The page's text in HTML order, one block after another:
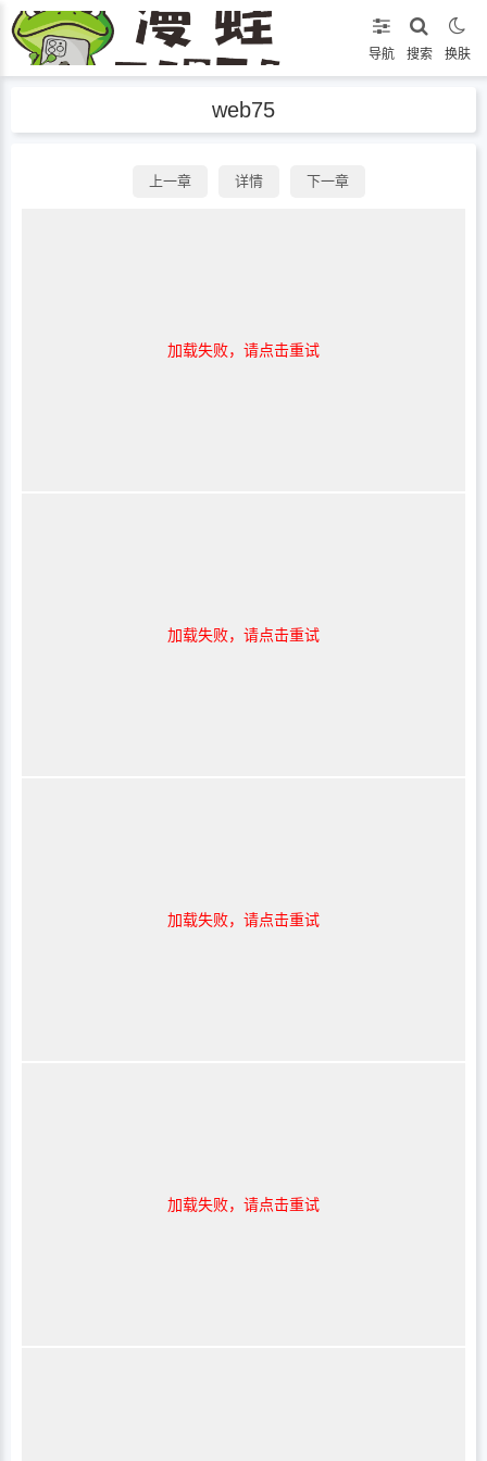
导航 搜索 换肤
web75
上一章 详情 下一章
加载失败，请点击重试
加载失败，请点击重试
加载失败，请点击重试
加载失败，请点击重试